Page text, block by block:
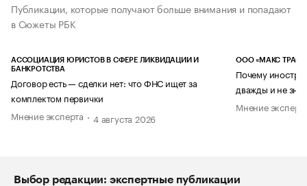
Публикации, которые получают больше внимания и попадают
в Сюжеты РБК
АССОЦИАЦИЯ ЮРИСТОВ В СФЕРЕ ЛИКВИДАЦИИ И
БАНКРОТСТВА
Договор есть — сделки нет: что ФНС ищет за
комплектом первички
Мнение эксперта
4 августа 2026
ООО «МАКС ТРАСТ»
Почему
дважды и не
Мнение
Выбор редакции: экспертные публикации